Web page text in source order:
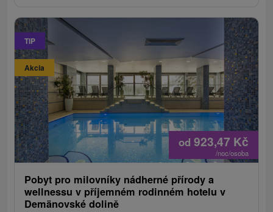
TIP
Akcia
od 923,47 Kč
/noc/osoba
Pobyt pro milovníky nádherné přírody a
wellnessu v příjemném rodinném hotelu v
Demänovské dolině